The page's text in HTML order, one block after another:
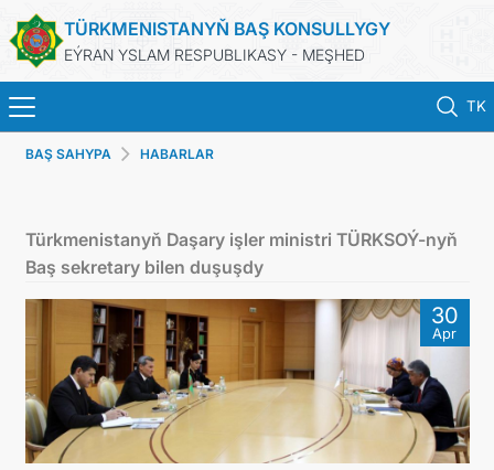
TÜRKMENISTANYŇ BAŞ KONSULLYGY
EÝRAN YSLAM RESPUBLIKASY - MEŞHED
TK
BAŞ SAHYPA
TÜRKMENISTAN
KONSULLYK HYZMATLARY
DIM
ARAGATNAŞYK
BAŞ SAHYPA HABARLAR
Türkmenistanyň Daşary işler ministri TÜRKSOÝ-nyň
Baş sekretary bilen duşuşdy
30
Apr